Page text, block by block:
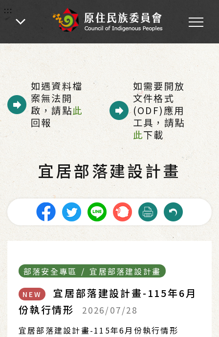
:::
:::
首頁 業務專區 - 各處業務 - 公共建設
-
部落安全專區 - 宜居部落建設計畫
如遇資料檔
案無法開
啟，請點此
回報
如需要開放
文件格式
(ODF)應用
工具，請點
此下載
宜居部落建設計畫
部落安全專區 / 宜居部落建設計畫
NEW
宜居部落建設計畫-115年6月
份執行情形
2026/07/28
宜居部落建設計畫-115年6月份執行情形